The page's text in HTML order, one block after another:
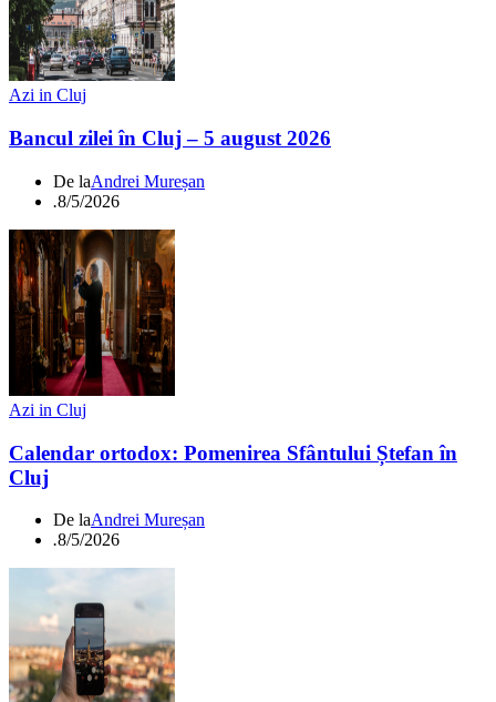
Azi in Cluj
Bancul zilei în Cluj – 5 august 2026
De laAndrei Mureșan
.8/5/2026
Azi in Cluj
Calendar ortodox: Pomenirea Sfântului Ștefan în
Cluj
De laAndrei Mureșan
.8/5/2026